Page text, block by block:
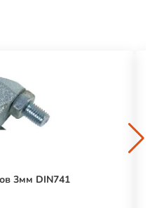
3мм DIN741